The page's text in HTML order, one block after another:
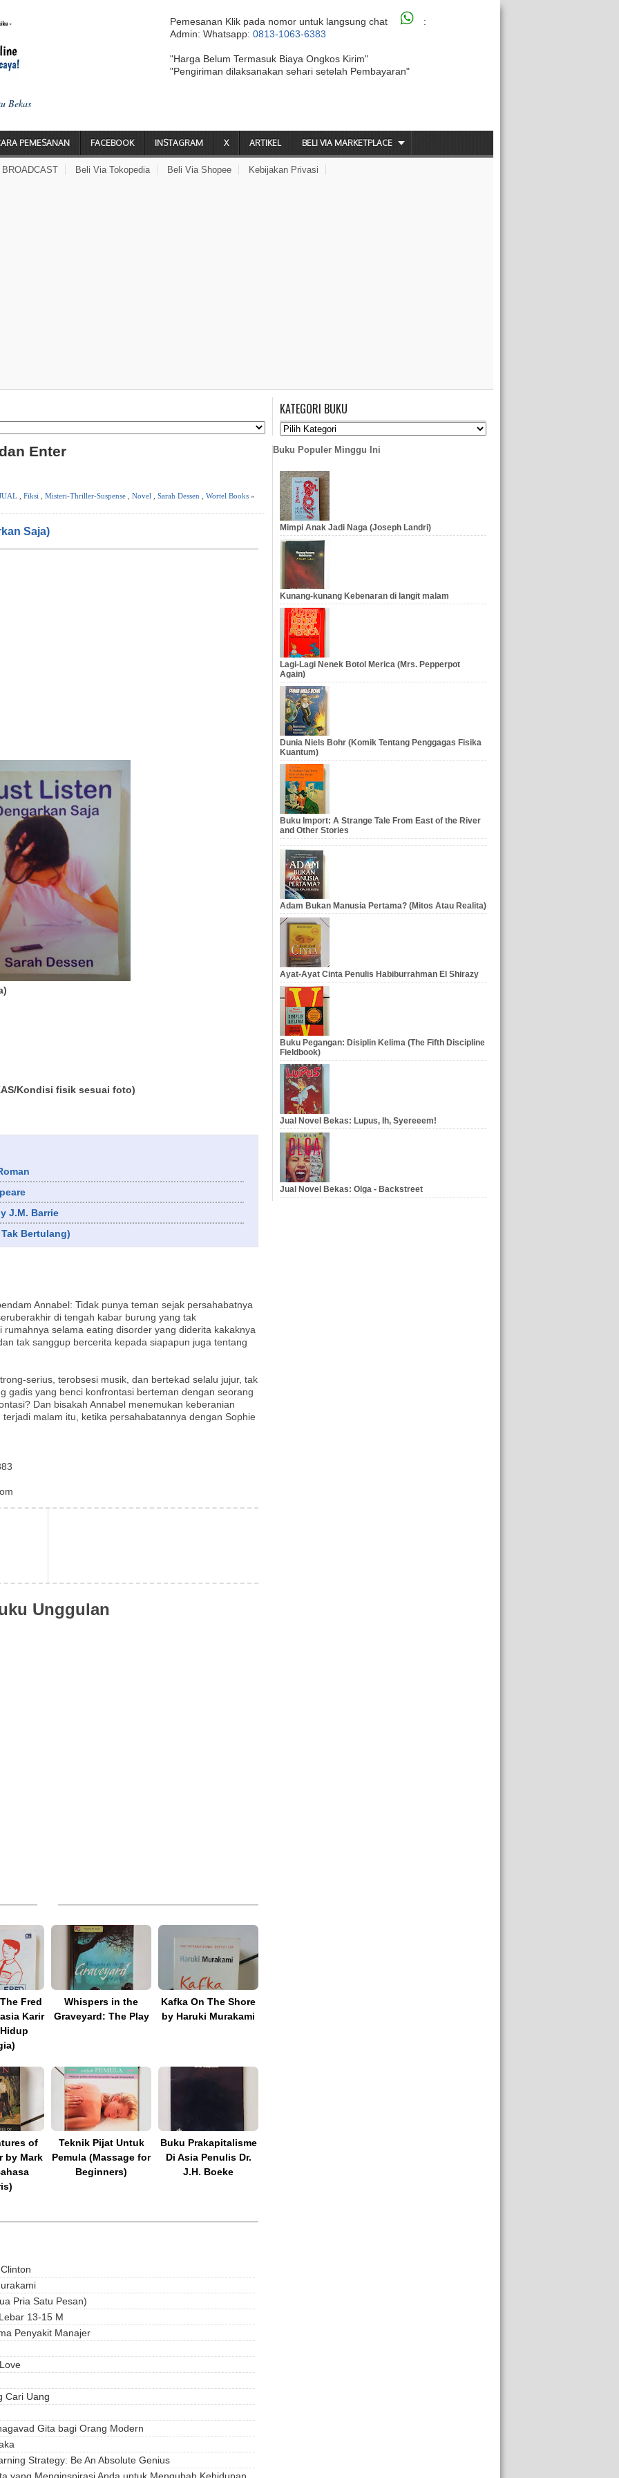
Bekas
Pemesanan Klik pada nomor untuk langsung chat
:
Admin: Whatsapp: 0813-1063-6383
"Harga Belum Termasuk Biaya Ongkos Kirim"
"Pengiriman dilaksanakan sehari setelah Pembayaran"
PEMESANAN FACEBOOK INSTAGRAM X ARTIKEL BELI VIA MARKETPLACE
Beli Via Tokopedia Beli Via Shopee Kebijakan Privasi
Enter
Fiksi Misteri-Thriller-Suspense Novel Sarah Dessen Wortel Books »
Saja)
Kondisi fisik sesuai foto)
J.M. Barrie
Bertulang)
Annabel: Tidak punya teman sejak persahabatnya
di tengah kabar burung yang tak
selama eating disorder yang diderita kakaknya
tak sanggup bercerita kepada siapapun juga tentang
serius, terobsesi musik, dan bertekad selalu jujur, tak
gadis yang benci konfrontasi berteman dengan seorang
Dan bisakah Annabel menemukan keberanian
malam itu, ketika persahabatannya dengan Sophie
Unggulan
Fred
Karir
Whispers in the
Graveyard: The Play
Kafka On The Shore
by Haruki Murakami
of
by Mark
Teknik Pijat Untuk
Pemula (Massage for
Beginners)
Buku Prakapitalisme
Di Asia Penulis Dr.
J.H. Boeke
Pria Satu Pesan)
13-15 M
Penyakit Manajer
Cari Uang
Gita bagi Orang Modern
Strategy: Be An Absolute Genius
KATEGORI BUKU
Buku Populer Minggu Ini
Mimpi Anak Jadi Naga (Joseph Landri)
Kunang-kunang Kebenaran di langit malam
Lagi-Lagi Nenek Botol Merica (Mrs. Pepperpot
Again)
Dunia Niels Bohr (Komik Tentang Penggagas Fisika
Kuantum)
Buku Import: A Strange Tale From East of the River
and Other Stories
Adam Bukan Manusia Pertama? (Mitos Atau Realita)
Ayat-Ayat Cinta Penulis Habiburrahman El Shirazy
Buku Pegangan: Disiplin Kelima (The Fifth Discipline
Fieldbook)
Jual Novel Bekas: Lupus, Ih, Syereeem!
Jual Novel Bekas: Olga - Backstreet